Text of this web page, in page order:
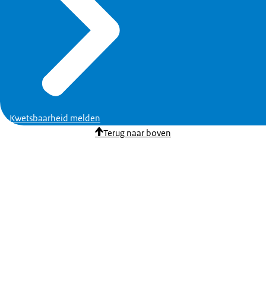
Kwetsbaarheid melden
Terug naar boven